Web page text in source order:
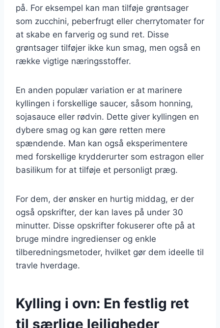
på. For eksempel kan man tilføje grøntsager
som zucchini, peberfrugt eller cherrytomater for
at skabe en farverig og sund ret. Disse
grøntsager tilføjer ikke kun smag, men også en
række vigtige næringsstoffer.
En anden populær variation er at marinere
kyllingen i forskellige saucer, såsom honning,
sojasauce eller rødvin. Dette giver kyllingen en
dybere smag og kan gøre retten mere
spændende. Man kan også eksperimentere
med forskellige krydderurter som estragon eller
basilikum for at tilføje et personligt præg.
For dem, der ønsker en hurtig middag, er der
også opskrifter, der kan laves på under 30
minutter. Disse opskrifter fokuserer ofte på at
bruge mindre ingredienser og enkle
tilberedningsmetoder, hvilket gør dem ideelle til
travle hverdage.
Kylling i ovn: En festlig ret
til særlige lejligheder